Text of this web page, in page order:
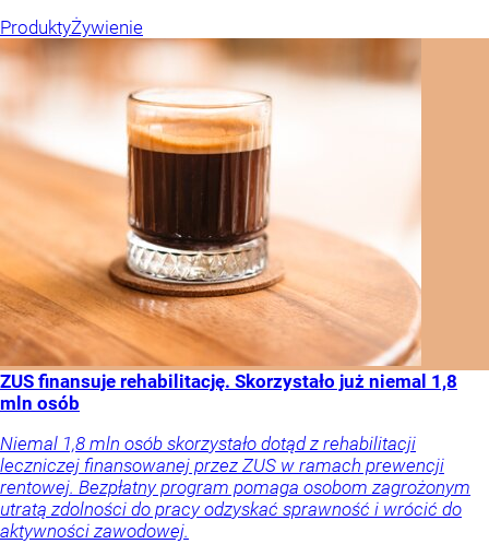
ProduktyŻywienie
ZUS finansuje rehabilitację. Skorzystało już niemal 1,8
mln osób
Niemal 1,8 mln osób skorzystało dotąd z rehabilitacji
leczniczej finansowanej przez ZUS w ramach prewencji
rentowej. Bezpłatny program pomaga osobom zagrożonym
utratą zdolności do pracy odzyskać sprawność i wrócić do
aktywności zawodowej.